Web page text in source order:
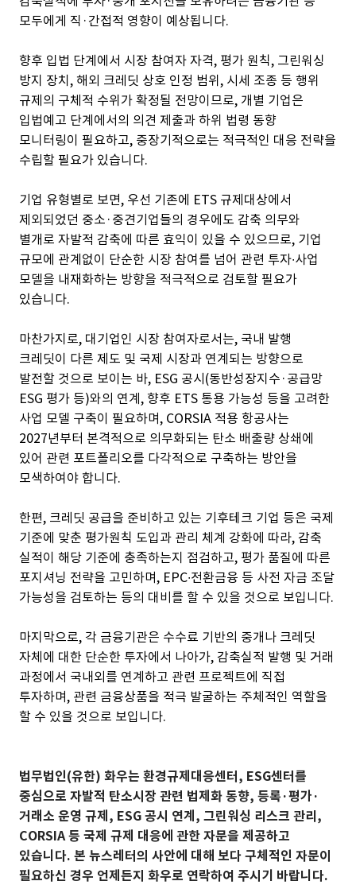
모두에게 직·간접적 영향이 예상됩니다.
향후 입법 단계에서 시장 참여자 자격, 평가 원칙, 그린워싱
방지 장치, 해외 크레딧 상호 인정 범위, 시세 조종 등 행위
규제의 구체적 수위가 확정될 전망이므로, 개별 기업은
입법예고 단계에서의 의견 제출과 하위 법령 동향
모니터링이 필요하고, 중장기적으로는 적극적인 대응 전략을
수립할 필요가 있습니다.
기업 유형별로 보면, 우선 기존에 ETS 규제대상에서
제외되었던 중소·중견기업들의 경우에도 감축 의무와
별개로 자발적 감축에 따른 효익이 있을 수 있으므로, 기업
규모에 관계없이 단순한 시장 참여를 넘어 관련 투자∙사업
모델을 내재화하는 방향을 적극적으로 검토할 필요가
있습니다.
마찬가지로, 대기업인 시장 참여자로서는, 국내 발행
크레딧이 다른 제도 및 국제 시장과 연계되는 방향으로
발전할 것으로 보이는 바, ESG 공시(동반성장지수·공급망
ESG 평가 등)와의 연계, 향후 ETS 통용 가능성 등을 고려한
사업 모델 구축이 필요하며, CORSIA 적용 항공사는
2027년부터 본격적으로 의무화되는 탄소 배출량 상쇄에
있어 관련 포트폴리오를 다각적으로 구축하는 방안을
모색하여야 합니다.
한편, 크레딧 공급을 준비하고 있는 기후테크 기업 등은 국제
기준에 맞춘 평가원칙 도입과 관리 체계 강화에 따라, 감축
실적이 해당 기준에 충족하는지 점검하고, 평가 품질에 따른
포지셔닝 전략을 고민하며, EPC∙전환금융 등 사전 자금 조달
가능성을 검토하는 등의 대비를 할 수 있을 것으로 보입니다.
마지막으로, 각 금융기관은 수수료 기반의 중개나 크레딧
자체에 대한 단순한 투자에서 나아가, 감축실적 발행 및 거래
과정에서 국내외를 연계하고 관련 프로젝트에 직접
투자하며, 관련 금융상품을 적극 발굴하는 주체적인 역할을
할 수 있을 것으로 보입니다.
법무법인(유한) 화우는 환경규제대응센터, ESG센터를
중심으로 자발적 탄소시장 관련 법제화 동향, 등록·평가·
거래소 운영 규제, ESG 공시 연계, 그린워싱 리스크 관리,
CORSIA 등 국제 규제 대응에 관한 자문을 제공하고
있습니다. 본 뉴스레터의 사안에 대해 보다 구체적인 자문이
필요하신 경우 언제든지 화우로 연락하여 주시기 바랍니다.